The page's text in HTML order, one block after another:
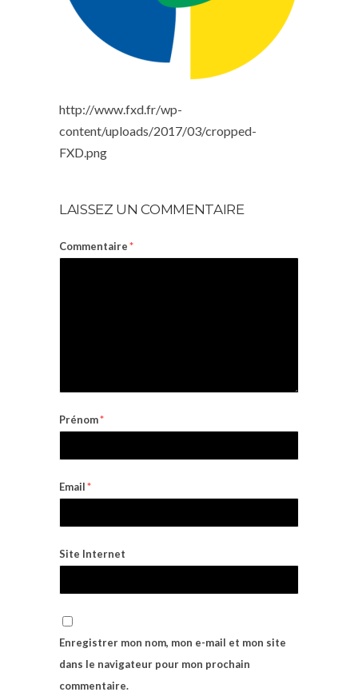
http://www.fxd.fr/wp-
content/uploads/2017/03/cropped-
FXD.png
LAISSEZ UN COMMENTAIRE
Commentaire*
Prénom*
Email*
Site Internet
Enregistrer mon nom, mon e-mail et mon site
dans le navigateur pour mon prochain
commentaire.